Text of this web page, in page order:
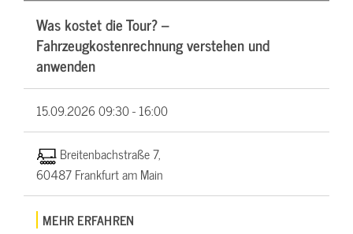
Was kostet die Tour? –
Fahrzeugkostenrechnung verstehen und
anwenden
15.09.202609:30 - 16:00
Breitenbachstraße 7,
60487 Frankfurt am Main
MEHR ERFAHREN